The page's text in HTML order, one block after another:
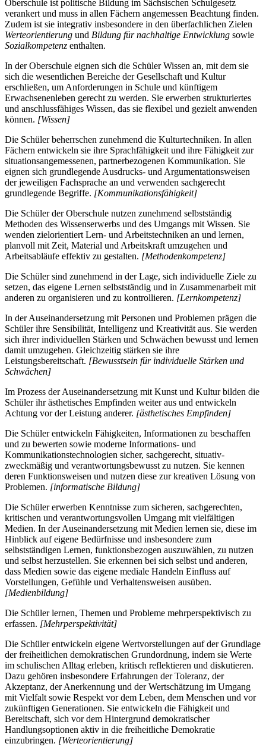
Oberschule ist politische Bildung im Sächsischen Schulgesetz
verankert und muss in allen Fächern angemessen Beachtung finden.
Zudem ist sie integrativ insbesondere in den überfachlichen Zielen
Werteorientierung und Bildung für nachhaltige Entwicklung sowie
Sozialkompetenz enthalten.
In der Oberschule eignen sich die Schüler Wissen an, mit dem sie
sich die wesentlichen Bereiche der Gesellschaft und Kultur
erschließen, um Anforderungen in Schule und künftigem
Erwachsenenleben gerecht zu werden. Sie erwerben strukturiertes
und anschlussfähiges Wissen, das sie flexibel und gezielt anwenden
können. [Wissen]
Die Schüler beherrschen zunehmend die Kulturtechniken. In allen
Fächern entwickeln sie ihre Sprachfähigkeit und ihre Fähigkeit zur
situationsangemessenen, partnerbezogenen Kommunikation. Sie
eignen sich grundlegende Ausdrucks- und Argumentationsweisen
der jeweiligen Fachsprache an und verwenden sachgerecht
grundlegende Begriffe. [Kommunikationsfähigkeit]
Die Schüler der Oberschule nutzen zunehmend selbstständig
Methoden des Wissenserwerbs und des Umgangs mit Wissen. Sie
wenden zielorientiert Lern- und Arbeitstechniken an und lernen,
planvoll mit Zeit, Material und Arbeitskraft umzugehen und
Arbeitsabläufe effektiv zu gestalten. [Methodenkompetenz]
Die Schüler sind zunehmend in der Lage, sich individuelle Ziele zu
setzen, das eigene Lernen selbstständig und in Zusammenarbeit mit
anderen zu organisieren und zu kontrollieren. [Lernkompetenz]
In der Auseinandersetzung mit Personen und Problemen prägen die
Schüler ihre Sensibilität, Intelligenz und Kreativität aus. Sie werden
sich ihrer individuellen Stärken und Schwächen bewusst und lernen
damit umzugehen. Gleichzeitig stärken sie ihre
Leistungsbereitschaft. [Bewusstsein für individuelle Stärken und
Schwächen]
Im Prozess der Auseinandersetzung mit Kunst und Kultur bilden die
Schüler ihr ästhetisches Empfinden weiter aus und entwickeln
Achtung vor der Leistung anderer. [ästhetisches Empfinden]
Die Schüler entwickeln Fähigkeiten, Informationen zu beschaffen
und zu bewerten sowie moderne Informations- und
Kommunikationstechnologien sicher, sachgerecht, situativ-
zweckmäßig und verantwortungsbewusst zu nutzen. Sie kennen
deren Funktionsweisen und nutzen diese zur kreativen Lösung von
Problemen. [informatische Bildung]
Die Schüler erwerben Kenntnisse zum sicheren, sachgerechten,
kritischen und verantwortungsvollen Umgang mit vielfältigen
Medien. In der Auseinandersetzung mit Medien lernen sie, diese im
Hinblick auf eigene Bedürfnisse und insbesondere zum
selbstständigen Lernen, funktionsbezogen auszuwählen, zu nutzen
und selbst herzustellen. Sie erkennen bei sich selbst und anderen,
dass Medien sowie das eigene mediale Handeln Einfluss auf
Vorstellungen, Gefühle und Verhaltensweisen ausüben.
[Medienbildung]
Die Schüler lernen, Themen und Probleme mehrperspektivisch zu
erfassen. [Mehrperspektivität]
Die Schüler entwickeln eigene Wertvorstellungen auf der Grundlage
der freiheitlichen demokratischen Grundordnung, indem sie Werte
im schulischen Alltag erleben, kritisch reflektieren und diskutieren.
Dazu gehören insbesondere Erfahrungen der Toleranz, der
Akzeptanz, der Anerkennung und der Wertschätzung im Umgang
mit Vielfalt sowie Respekt vor dem Leben, dem Menschen und vor
zukünftigen Generationen. Sie entwickeln die Fähigkeit und
Bereitschaft, sich vor dem Hintergrund demokratischer
Handlungsoptionen aktiv in die freiheitliche Demokratie
einzubringen. [Werteorientierung]